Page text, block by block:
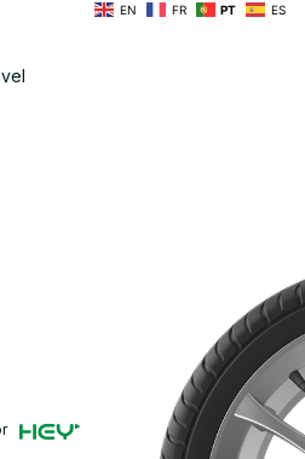
EN FR PT ES